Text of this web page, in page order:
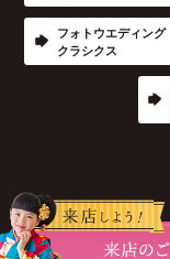
フォトウエディング
クラシクス